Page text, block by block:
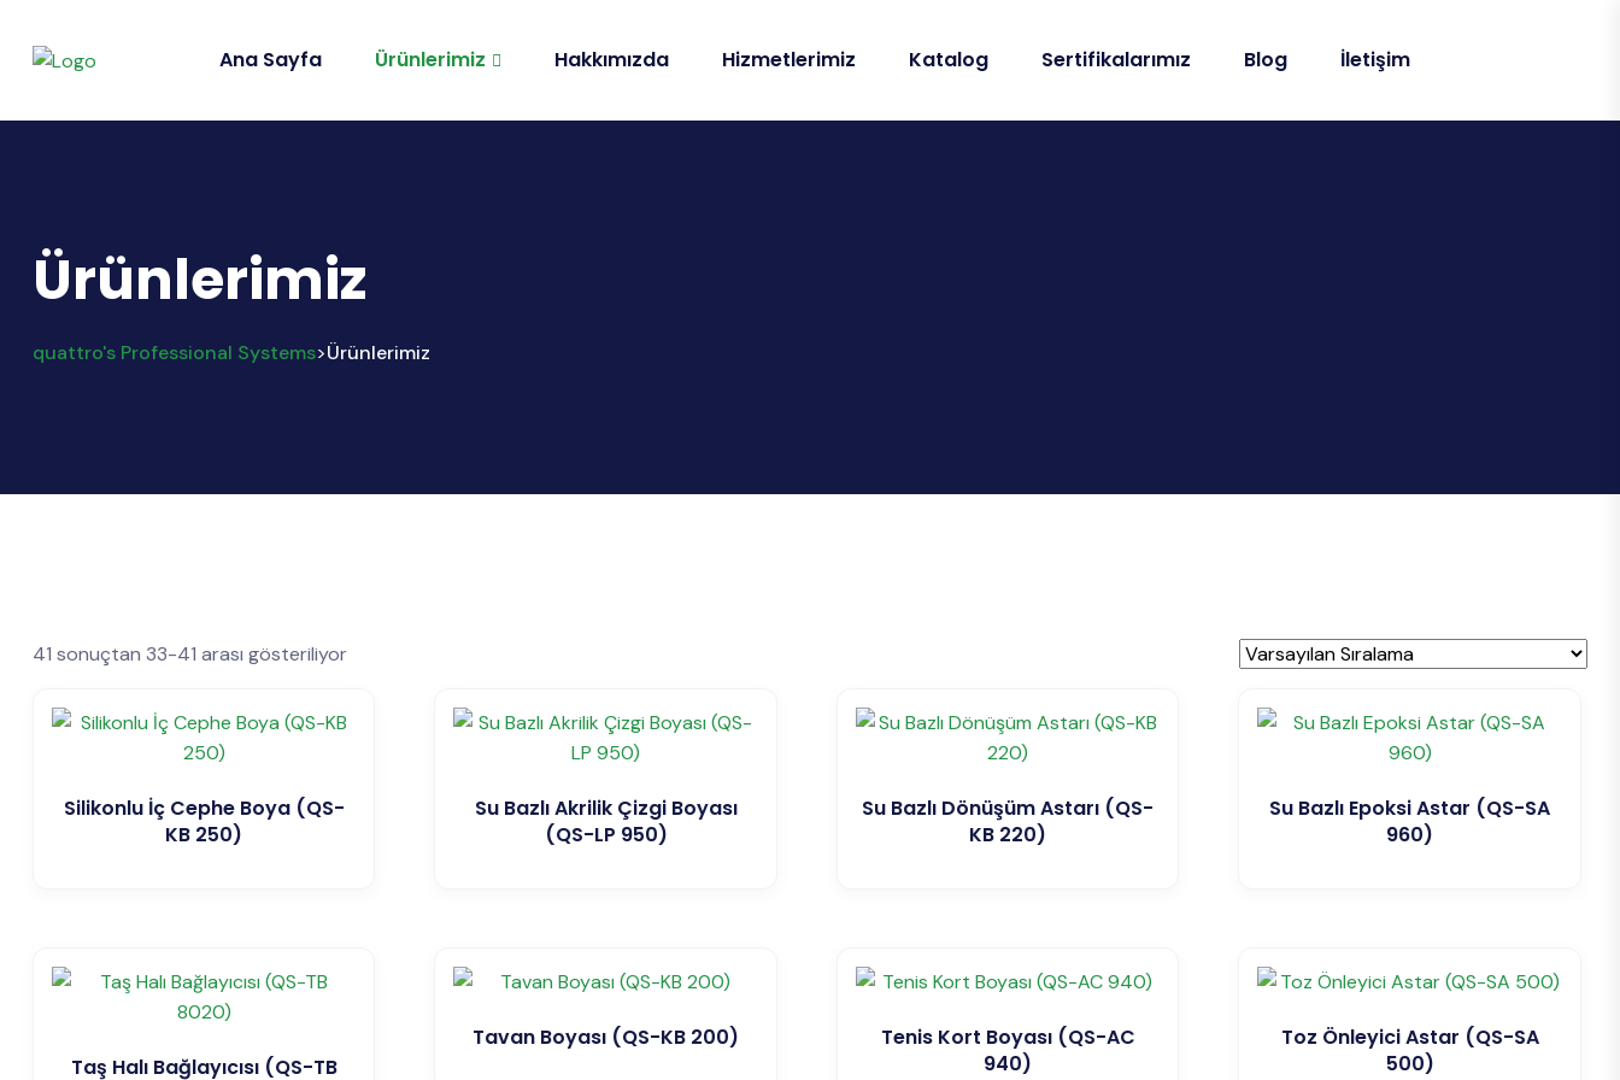
Ana Sayfa Ürünlerimiz Hakkımızda Hizmetlerimiz Katalog Sertifikalarımız Blog İletişim
Ürünlerimiz
quattro's Professional Systems>Ürünlerimiz
41 sonuçtan 33-41 arası gösteriliyor
Silikonlu İç Cephe Boya (QS-
KB 250)
Su Bazlı Akrilik Çizgi Boyası
(QS-LP 950)
Su Bazlı Dönüşüm Astarı (QS-
KB 220)
Su Bazlı Epoksi Astar (QS-SA
960)
Taş Halı Bağlayıcısı (QS-TB
Tavan Boyası (QS-KB 200)
Tenis Kort Boyası (QS-AC
940)
Toz Önleyici Astar (QS-SA
500)